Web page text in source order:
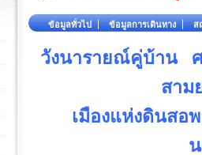
ข้อมูลทั่วไป ข้อมูลการเดินทาง ส
วังนารายณ์คู่บ้าน
สาม
เมืองแห่งดินสอพ